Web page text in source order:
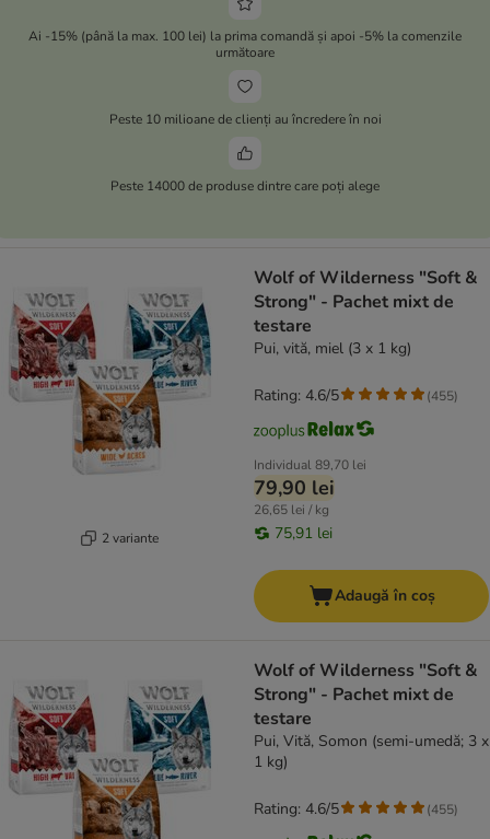
Ai -15% (până la max. 100 lei) la prima comandă și apoi -5% la comenzile
următoare
Peste 10 milioane de clienți au încredere în noi
Peste 14000 de produse dintre care poți alege
2 variante
Wolf of Wilderness "Soft &
Strong" - Pachet mixt de
testare
Pui, vită, miel (3 x 1 kg)
Individual89,70 lei
79,90 lei
26,65 lei / kg
75,91 lei
Rating: 4.6/5 (455)
Adaugă în coș
Wolf of Wilderness "Soft &
Strong" - Pachet mixt de
testare
Pui, Vită, Somon (semi-umedă; 3 x
1 kg)
Rating: 4.6/5 (455)